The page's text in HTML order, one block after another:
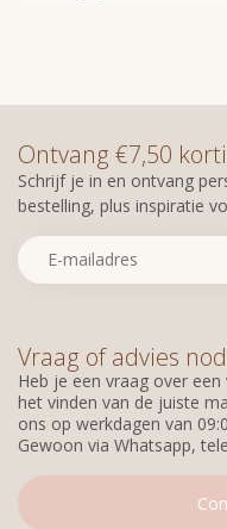
Vraag of advies
Heb je een vraag over
het vinden van de juiste
ons op werkdagen van
Gewoon via Whatsapp,
Ontvang €7,50
Schrijf je in en ontvang
bestelling, plus inspiratie